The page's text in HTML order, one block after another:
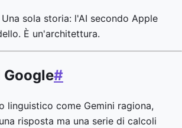
sola storia: l'AI secondo Apple
È un'architettura.
Google#
linguistico come Gemini ragiona,
risposta ma una serie di calcoli